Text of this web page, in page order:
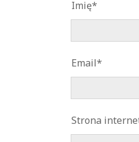
Imię*
Email*
Strona